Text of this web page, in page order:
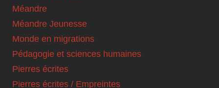
Méandre
Méandre Jeunesse
Monde en migrations
Pédagogie et sciences humaines
Pierres écrites
Pierres écrites / Empreintes